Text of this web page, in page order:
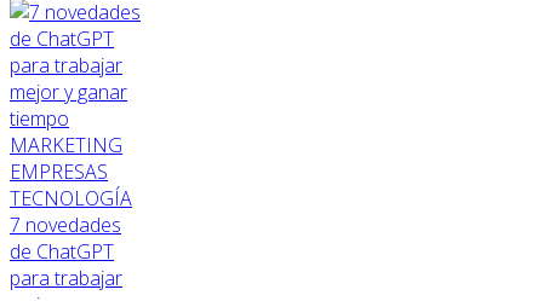
MARKETING
EMPRESAS
TECNOLOGÍA
7 novedades
de ChatGPT
para trabajar